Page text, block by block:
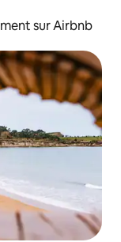
sur Airbnb